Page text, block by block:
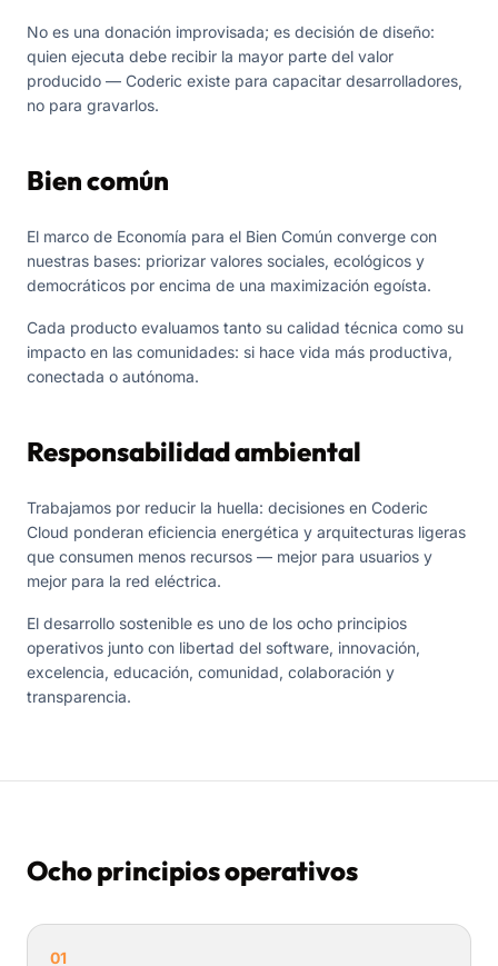
No es una donación improvisada; es decisión de diseño:
quien ejecuta debe recibir la mayor parte del valor
producido — Coderic existe para capacitar desarrolladores,
no para gravarlos.
Bien común
El marco de Economía para el Bien Común converge con
nuestras bases: priorizar valores sociales, ecológicos y
democráticos por encima de una maximización egoísta.
Cada producto evaluamos tanto su calidad técnica como su
impacto en las comunidades: si hace vida más productiva,
conectada o autónoma.
Responsabilidad ambiental
Trabajamos por reducir la huella: decisiones en Coderic
Cloud ponderan eficiencia energética y arquitecturas ligeras
que consumen menos recursos — mejor para usuarios y
mejor para la red eléctrica.
El desarrollo sostenible es uno de los ocho principios
operativos junto con libertad del software, innovación,
excelencia, educación, comunidad, colaboración y
transparencia.
Ocho principios operativos
01